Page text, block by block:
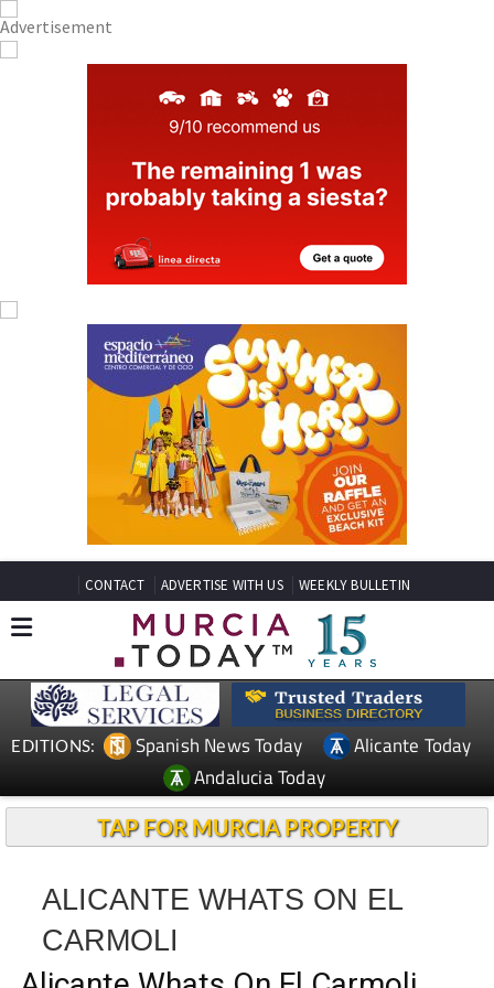
CONTACT ADVERTISE WITH US WEEKLY BULLETIN
EDITIONS: Spanish News Today
Alicante Today
Andalucia Today
TAP FOR MURCIA PROPERTY
ALICANTE WHATS ON EL
CARMOLI